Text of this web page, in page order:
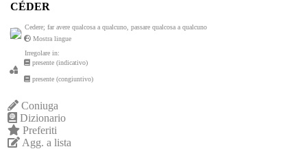
CÉDER
Cedere; far avere qualcosa a qualcuno, passare qualcosa a qualcuno
Mostra lingue
Irregolare in:
presente (indicativo)
presente (congiuntivo)
Coniuga
Dizionario
Preferiti
Agg. a lista